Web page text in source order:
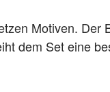
Motiven. Der
dem Set eine